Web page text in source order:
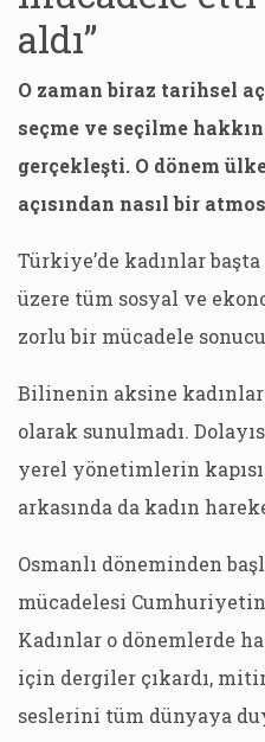
aldı”
O zaman biraz tarihsel
seçme ve seçilme
gerçekleşti. O dönem
açısından nasıl bir
Türkiye’de kadınlar
üzere tüm sosyal ve
zorlu bir mücadele
Bilinenin aksine
olarak sunulmadı.
yerel yönetimlerin
arkasında da kadın
Osmanlı döneminden
mücadelesi
Kadınlar o dönemlerde
için dergiler çıkardı,
seslerini tüm dünyaya